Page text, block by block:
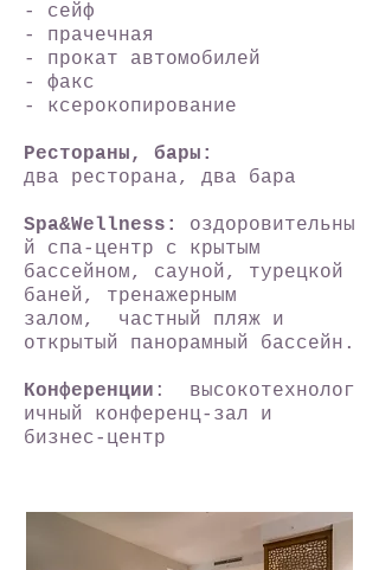
- сейф
- прачечная
- прокат автомобилей
- факс
- ксерокопирование
Рестораны, бары:
два ресторана, два бара
Spa&Wellness: оздоровительны
й спа-центр с крытым
бассейном, сауной, турецкой
баней, тренажерным
залом, частный пляж и
открытый панорамный бассейн.
Конференции : высокотехнолог
ичный конференц-зал и
бизнес-центр